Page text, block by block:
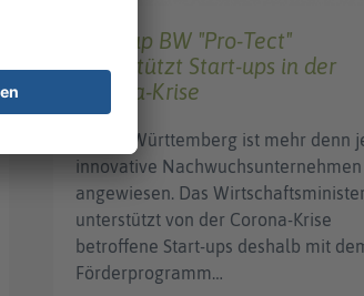
Start-up BW "Pro-Tect"
unterstützt Start-ups in der
Corona-Krise
Baden-Württemberg ist mehr denn
innovative Nachwuchsunternehmen
angewiesen. Das
unterstützt von der Corona-Krise
betroffene Start-ups deshalb mit
Förderprogramm…